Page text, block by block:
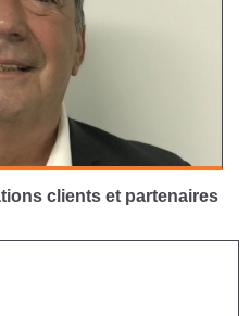
clients et partenaires